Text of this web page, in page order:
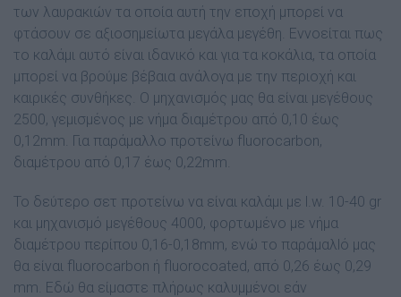
των λαυρακιών τα οποία αυτή την εποχή µπορεί να
φτάσουν σε αξιοσηµείωτα µεγάλα µεγέθη. Εννοείται πως
το καλάµι αυτό είναι ιδανικό και για τα κοκάλια, τα οποία
µπορεί να βρούµε βέβαια ανάλογα µε την περιοχή και
καιρικές συνθήκες. Ο µηχανισµός µας θα είναι µεγέθους
2500, γεµισµένος µε νήµα διαµέτρου από 0,10 έως
0,12mm. Για παράµαλλο προτείνω fluorocarbon,
διαµέτρου από 0,17 έως 0,22mm.
Το δεύτερο σετ προτείνω να είναι καλάµι µε l.w. 10-40 gr
και µηχανισµό µεγέθους 4000, φορτωµένο µε νήµα
διαµέτρου περίπου 0,16-0,18mm, ενώ το παράµαλlό µας
θα είναι fluorocarbon ή fluorocoated, από 0,26 έως 0,29
mm. Εδώ θα είµαστε πλήρως καλυµµένοι εάν